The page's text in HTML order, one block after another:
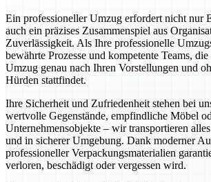
Ein professioneller Umzug erfordert nicht nur
auch ein präzises Zusammenspiel aus
Zuverlässigkeit. Als Ihre professionelle
bewährte Prozesse und kompetente Teams,
Umzug genau nach Ihren Vorstellungen und
Hürden stattfindet.
Ihre Sicherheit und Zufriedenheit stehen bei
wertvolle Gegenstände, empfindliche Möbel
Unternehmensobjekte – wir transportieren
und in sicherer Umgebung. Dank moderner
professioneller Verpackungsmaterialien
verloren, beschädigt oder vergessen wird.